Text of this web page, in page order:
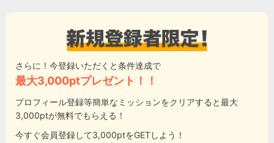
さらに！今登録いただくと条件達成で
最大3,000ptプレゼント！！
プロフィール登録等簡単なミッションをクリアすると最大
3,000ptが無料でもらえる！
今すぐ会員登録して3,000ptをGETしよう！